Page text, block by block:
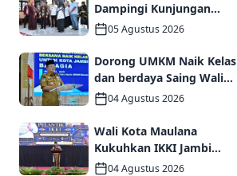
Dampingi Kunjungan
Kemendikdasmen,
Wujudkan PAUD
Berkualitas dan Generasi
Emas 2045
05 Agustus 2026
Dorong UMKM Naik Kelas
dan berdaya Saing Wali
Kota Maulana kukuhkan
35 kelompok UMKM
Binaan
04 Agustus 2026
Wali Kota Maulana
Kukuhkan IKKI Jambi
Periode 2026–2031,
04 Agustus 2026